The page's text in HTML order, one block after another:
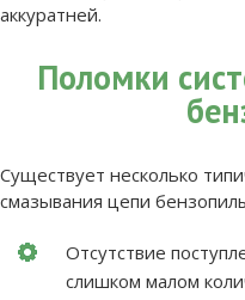
аккуратней.
Поломки
Существует несколько
смазывания цепи
Отсутствие
слишком малом